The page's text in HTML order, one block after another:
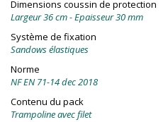
Dimensions coussin de protection
Largeur 36 cm - Epaisseur 30 mm
Système de fixation
Sandows élastiques
Norme
NF EN 71-14 dec 2018
Contenu du pack
Trampoline avec filet